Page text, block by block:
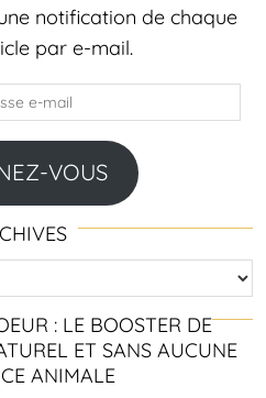
notification de chaque
par e-mail.
VOUS
: LE BOOSTER DE
ET SANS AUCUNE
ANIMALE